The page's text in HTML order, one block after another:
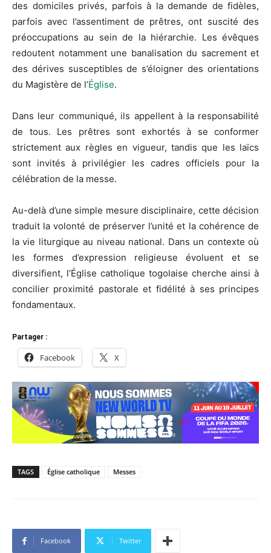
des domiciles privés, parfois à la demande de fidèles,
parfois avec l’assentiment de prêtres, ont suscité des
préoccupations au sein de la hiérarchie. Les évêques
redoutent notamment une banalisation du sacrement et
des dérives susceptibles de s’éloigner des orientations
du Magistère de l’Église.
Dans leur communiqué, ils appellent à la responsabilité
de tous. Les prêtres sont exhortés à se conformer
strictement aux règles en vigueur, tandis que les laïcs
sont invités à privilégier les cadres officiels pour la
célébration de la messe.
Au-delà d’une simple mesure disciplinaire, cette décision
traduit la volonté de préserver l’unité et la cohérence de
la vie liturgique au niveau national. Dans un contexte où
les formes d’expression religieuse évoluent et se
diversifient, l’Église catholique togolaise cherche ainsi à
concilier proximité pastorale et fidélité à ses principes
fondamentaux.
Partager :
Facebook X
TAGS Église catholique Messes
Facebook Twitter